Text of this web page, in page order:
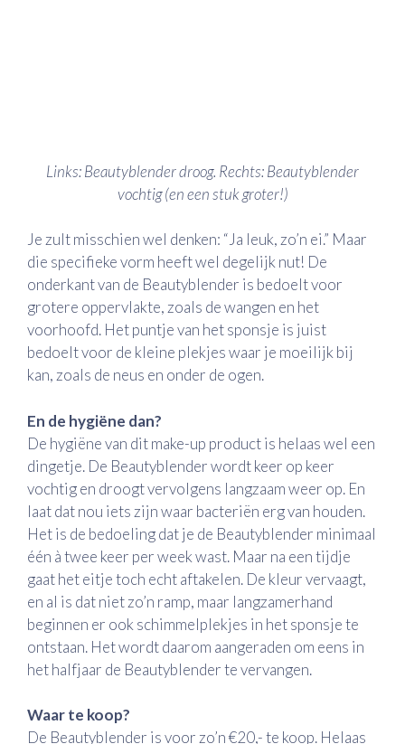
Links: Beautyblender droog. Rechts: Beautyblender
vochtig (en een stuk groter!)
Je zult misschien wel denken: “Ja leuk, zo’n ei.” Maar
die specifieke vorm heeft wel degelijk nut! De
onderkant van de Beautyblender is bedoelt voor
grotere oppervlakte, zoals de wangen en het
voorhoofd. Het puntje van het sponsje is juist
bedoelt voor de kleine plekjes waar je moeilijk bij
kan, zoals de neus en onder de ogen.
En de hygiëne dan?
De hygiëne van dit make-up product is helaas wel een
dingetje. De Beautyblender wordt keer op keer
vochtig en droogt vervolgens langzaam weer op. En
laat dat nou iets zijn waar bacteriën erg van houden.
Het is de bedoeling dat je de Beautyblender minimaal
één à twee keer per week wast. Maar na een tijdje
gaat het eitje toch echt aftakelen. De kleur vervaagt,
en al is dat niet zo’n ramp, maar langzamerhand
beginnen er ook schimmelplekjes in het sponsje te
ontstaan. Het wordt daarom aangeraden om eens in
het halfjaar de Beautyblender te vervangen.
Waar te koop?
De Beautyblender is voor zo’n €20,- te koop. Helaas